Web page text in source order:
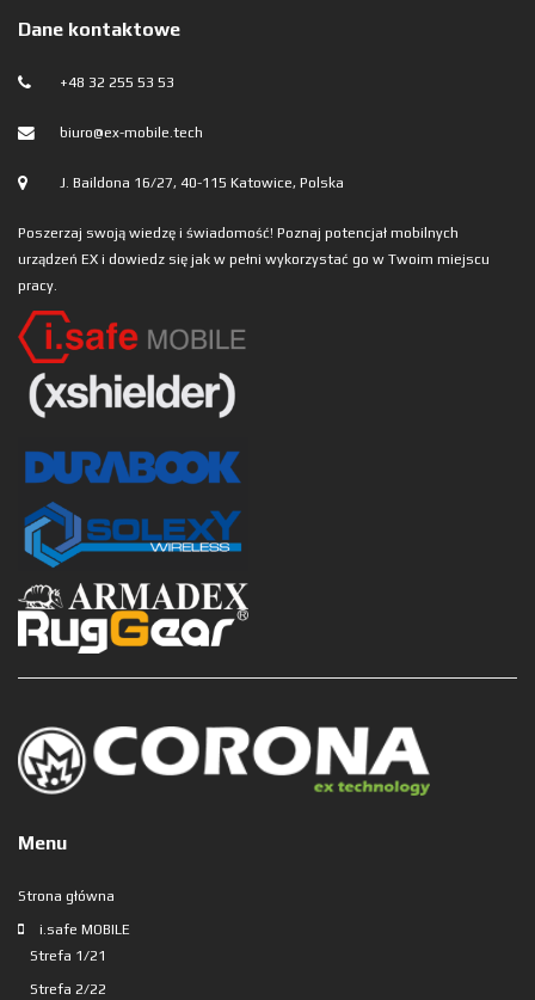
Dane kontaktowe
+48 32 255 53 53
biuro@ex-mobile.tech
J. Baildona 16/27, 40-115 Katowice, Polska
Poszerzaj swoją wiedzę i świadomość! Poznaj potencjał mobilnych
urządzeń EX i dowiedz się jak w pełni wykorzystać go w Twoim miejscu
pracy.
Menu
Strona główna
i.safe MOBILE
Strefa 1/21
Strefa 2/22